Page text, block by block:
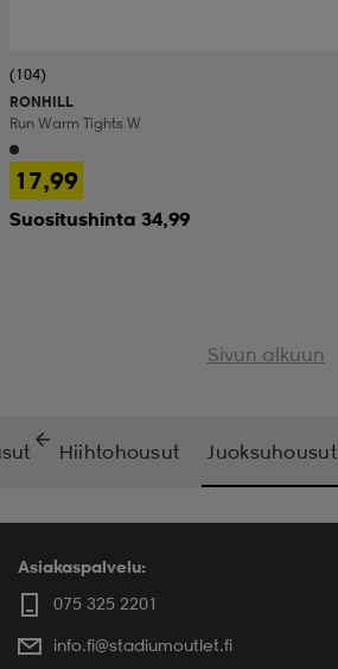
(104)
RONHILL
Run Warm Tights W
17,99
Suositushinta 34,99
Sivun alkuun
Hiihtohousut Juoksuhousut
Asiakaspalvelu:
075 325 2201
info.fi@stadiumoutlet.fi